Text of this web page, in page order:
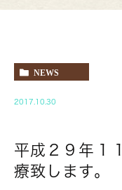
NEWS
2017.10.30
平成２９年１
療致します。